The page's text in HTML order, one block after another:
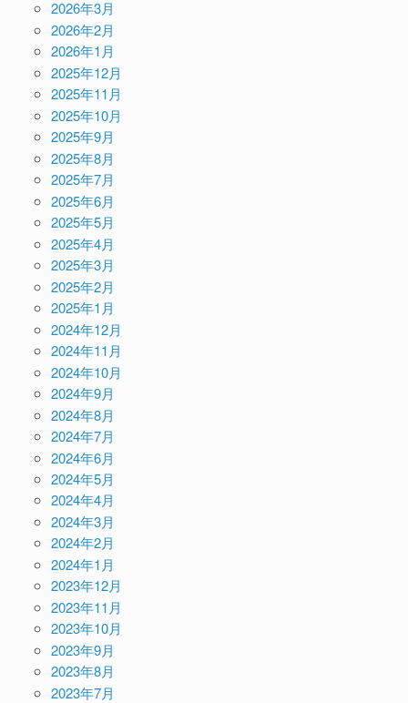
2026年3月
2026年2月
2026年1月
2025年12月
2025年11月
2025年10月
2025年9月
2025年8月
2025年7月
2025年6月
2025年5月
2025年4月
2025年3月
2025年2月
2025年1月
2024年12月
2024年11月
2024年10月
2024年9月
2024年8月
2024年7月
2024年6月
2024年5月
2024年4月
2024年3月
2024年2月
2024年1月
2023年12月
2023年11月
2023年10月
2023年9月
2023年8月
2023年7月